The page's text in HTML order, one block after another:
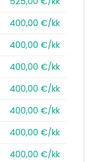
400,00 €/kk
400,00 €/kk
400,00 €/kk
400,00 €/kk
400,00 €/kk
400,00 €/kk
400,00 €/kk